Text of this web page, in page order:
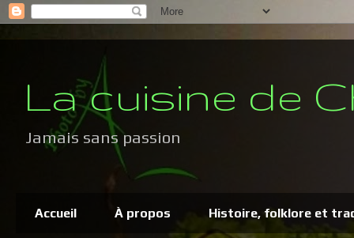
La cuisine de
Jamais sans passion
Accueil À propos Histoire, folklore et